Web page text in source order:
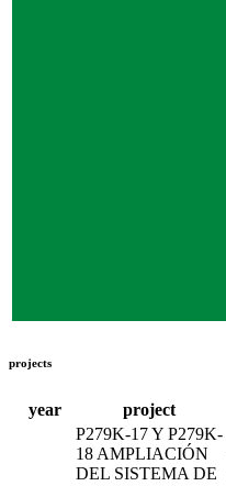
projects
year project
P279K-17 Y P279K-
18 AMPLIACIÓN
DEL SISTEMA DE